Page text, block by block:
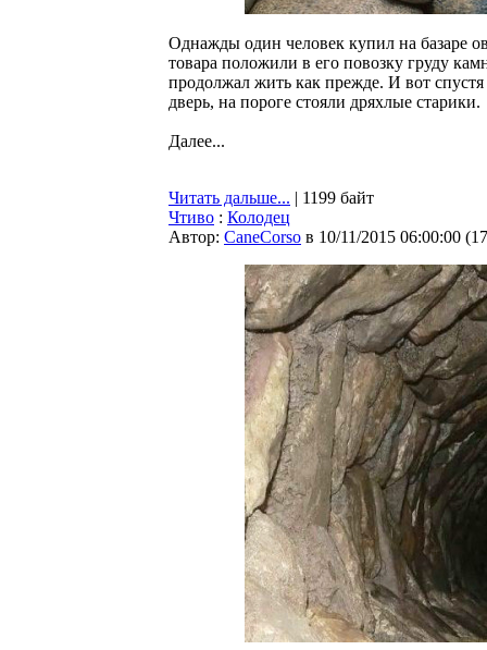
Однажды один человек купил на базаре
товара положили в его повозку груду
продолжал жить как прежде. И вот спустя
дверь, на пороге стояли дряхлые старики.
Далее...
Читать дальше... | 1199 байт
Чтиво : Колодец
Автор: CaneCorso в 10/11/2015 06:00:00 (